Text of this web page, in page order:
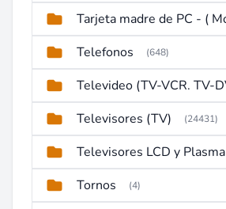
Telefonos (648)
Televisores (TV) (24431)
Televisores LCD y Plasma
Tornos (4)